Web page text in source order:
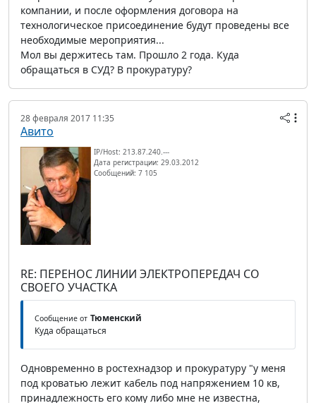
компании, и после оформления договора на
технологическое присоединение будут проведены все
необходимые мероприятия...
Мол вы держитесь там. Прошло 2 года. Куда
обращаться в СУД? В прокуратуру?
28 февраля 2017 11:35
Авито
IP/Host: 213.87.240.---
Дата регистрации: 29.03.2012
Сообщений: 7 105
RE: ПЕРЕНОС ЛИНИИ ЭЛЕКТРОПЕРЕДАЧ СО
СВОЕГО УЧАСТКА
Сообщение от Тюменский
Куда обращаться
Одновременно в ростехнадзор и прокуратуру "у меня
под кроватью лежит кабель под напряжением 10 кв,
принадлежность его кому либо мне не известна,